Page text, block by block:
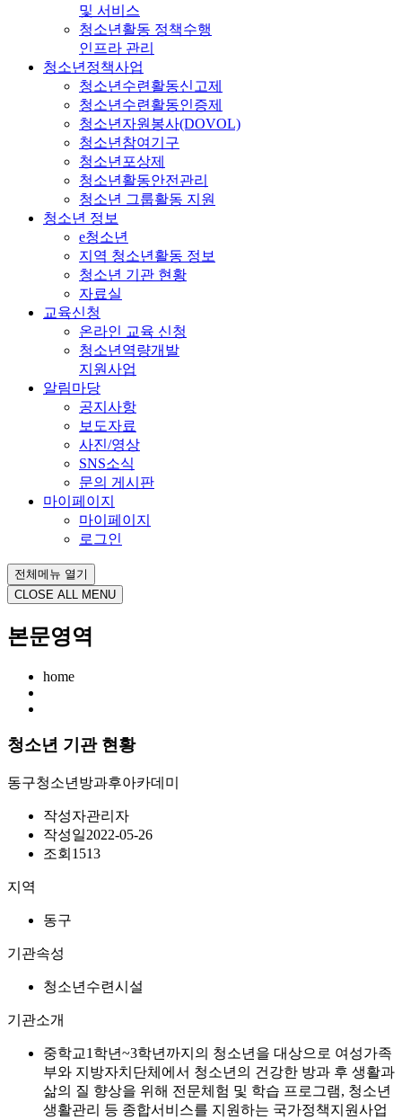
및 서비스
청소년활동 정책수행
인프라 관리
청소년정책사업
청소년수련활동신고제
청소년수련활동인증제
청소년자원봉사(DOVOL)
청소년참여기구
청소년포상제
청소년활동안전관리
청소년 그룹활동 지원
청소년 정보
e청소년
지역 청소년활동 정보
청소년 기관 현황
자료실
교육신청
온라인 교육 신청
청소년역량개발
지원사업
알림마당
공지사항
보도자료
사진/영상
SNS소식
문의 게시판
마이페이지
마이페이지
로그인
전체메뉴 열기
CLOSE ALL MENU
본문영역
home
청소년 기관 현황
동구청소년방과후아카데미
작성자관리자
작성일2022-05-26
조회 1513
지역
동구
기관속성
청소년수련시설
기관소개
중학교1학년~3학년까지의 청소년을 대상으로 여성가족
부와 지방자치단체에서 청소년의 건강한 방과 후 생활과
삶의 질 향상을 위해 전문체험 및 학습 프로그램, 청소년
생활관리 등 종합서비스를 지원하는 국가정책지원사업